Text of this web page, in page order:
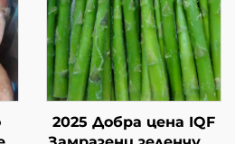
2025 Добра цена IQF